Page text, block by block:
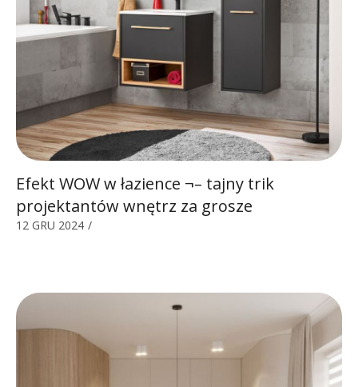
Efekt WOW w łazience ¬– tajny trik
projektantów wnętrz za grosze
12 GRU 2024 /